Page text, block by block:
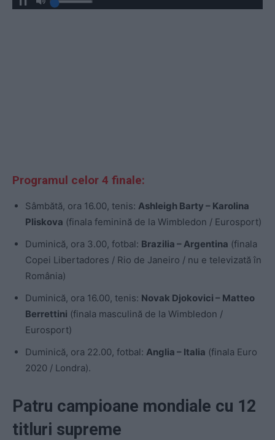
Programul celor 4 finale:
Sâmbătă, ora 16.00, tenis: Ashleigh Barty – Karolina
Pliskova (finala feminină de la Wimbledon / Eurosport)
Duminică, ora 3.00, fotbal: Brazilia – Argentina (finala
Copei Libertadores / Rio de Janeiro / nu e televizată în
România)
Duminică, ora 16.00, tenis: Novak Djokovici – Matteo
Berrettini (finala masculină de la Wimbledon /
Eurosport)
Duminică, ora 22.00, fotbal: Anglia – Italia (finala Euro
2020 / Londra).
Patru campioane mondiale cu 12
titluri supreme